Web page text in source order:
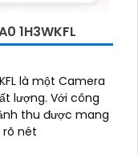
1H3WKFL
là một Camera
Với công
thu được mang
rõ nét